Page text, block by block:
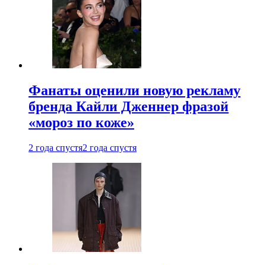
Фанаты оценили новую рекламу
бренда Кайли Дженнер фразой
«мороз по коже»
2 года спустя2 года спустя